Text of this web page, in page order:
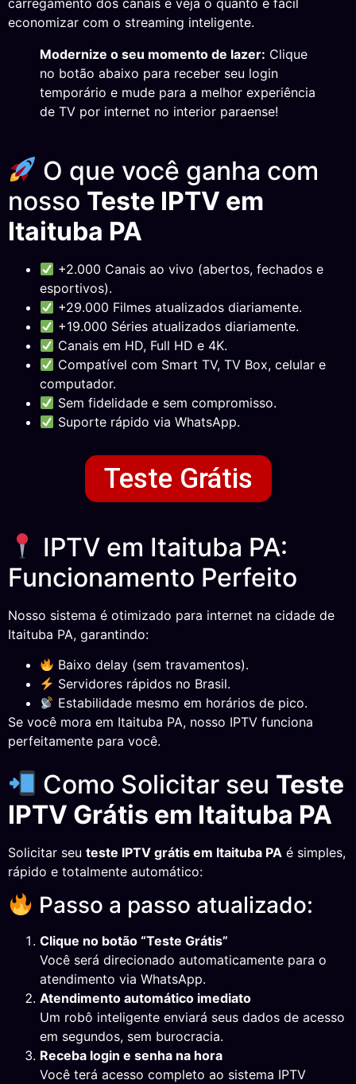
carregamento dos canais e veja o quanto é fácil
economizar com o streaming inteligente.
Modernize o seu momento de lazer: Clique
no botão abaixo para receber seu login
temporário e mude para a melhor experiência
de TV por internet no interior paraense!
O que você ganha com
nosso Teste IPTV em
Itaituba PA
+2.000 Canais ao vivo (abertos, fechados e
esportivos).
+29.000 Filmes atualizados diariamente.
+19.000 Séries atualizados diariamente.
Canais em HD, Full HD e 4K.
Compatível com Smart TV, TV Box, celular e
computador.
Sem fidelidade e sem compromisso.
Suporte rápido via WhatsApp.
Teste Grátis
IPTV em Itaituba PA:
Funcionamento Perfeito
Nosso sistema é otimizado para internet na cidade de
Itaituba PA, garantindo:
Baixo delay (sem travamentos).
Servidores rápidos no Brasil.
Estabilidade mesmo em horários de pico.
Se você mora em Itaituba PA, nosso IPTV funciona
perfeitamente para você.
Como Solicitar seu Teste
IPTV Grátis em Itaituba PA
Solicitar seu teste IPTV grátis em Itaituba PA é simples,
rápido e totalmente automático:
Passo a passo atualizado:
Clique no botão “Teste Grátis”
Você será direcionado automaticamente para o
atendimento via WhatsApp.
Atendimento automático imediato
Um robô inteligente enviará seus dados de acesso
em segundos, sem burocracia.
Receba login e senha na hora
Você terá acesso completo ao sistema IPTV